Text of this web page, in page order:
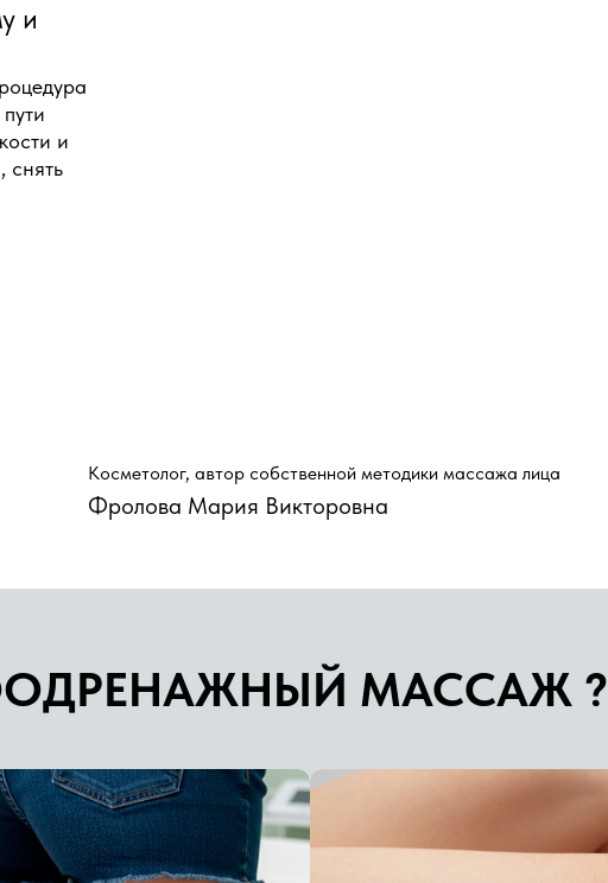
и
и
снять
Косметолог, автор собственной методики массажа лица
Фролова Мария Викторовна
МАССАЖ ?